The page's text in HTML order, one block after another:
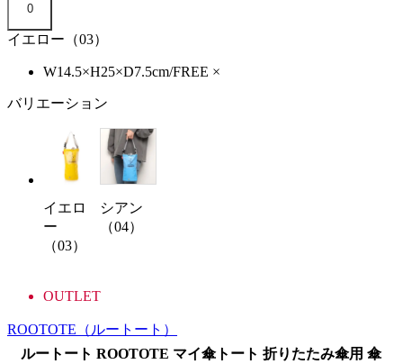
0
イエロー（03）
W14.5×H25×D7.5cm/FREE ×
バリエーション
イエロ
ー
（03）
シアン
（04）
OUTLET
ROOTOTE （ルートート）
ルートート ROOTOTE マイ傘トート 折りたたみ傘用 傘